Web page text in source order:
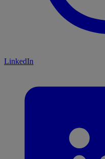
LinkedIn